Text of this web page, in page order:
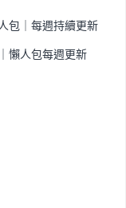
包｜每週持續更新
懶人包每週更新